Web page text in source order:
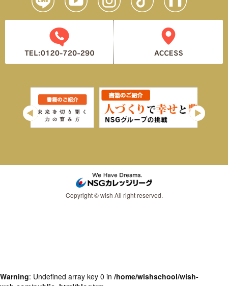
Copyright © wish All right reserved.
Warning: Undefined array key 0 in /home/wishschool/wish-